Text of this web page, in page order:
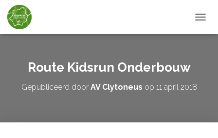
Route Kidsrun Onderbouw
Gepubliceerd door AV Clytoneus op 11 april 2018